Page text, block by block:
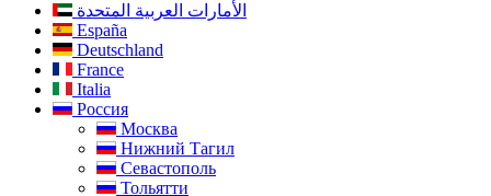
الأمارات العربية المتحدة
España
Deutschland
France
Italia
Россия
Москва
Нижний Тагил
Севастополь
Тольятти